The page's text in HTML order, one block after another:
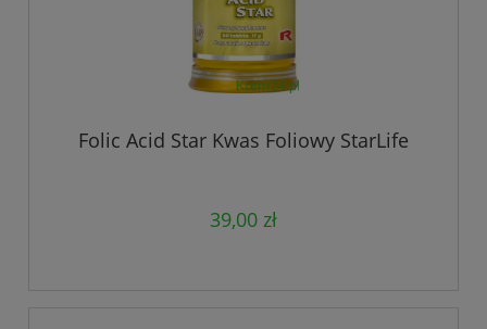
Folic Acid Star Kwas Foliowy StarLife
39,00 zł